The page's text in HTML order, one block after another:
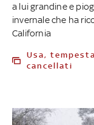
a lui grandine e
invernale che ha
California
Usa, tempesta di neve colpisce 28 stati: voli
cancellati